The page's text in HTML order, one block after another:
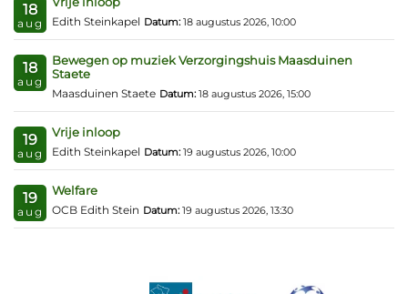
18
aug Edith Steinkapel Datum: 18 augustus 2026, 10:00
18
aug
Bewegen op muziek Verzorgingshuis Maasduinen
Staete
Maasduinen Staete Datum: 18 augustus 2026, 15:00
19
aug
Vrije inloop
Edith Steinkapel Datum: 19 augustus 2026, 10:00
19
aug
Welfare
OCB Edith Stein Datum: 19 augustus 2026, 13:30